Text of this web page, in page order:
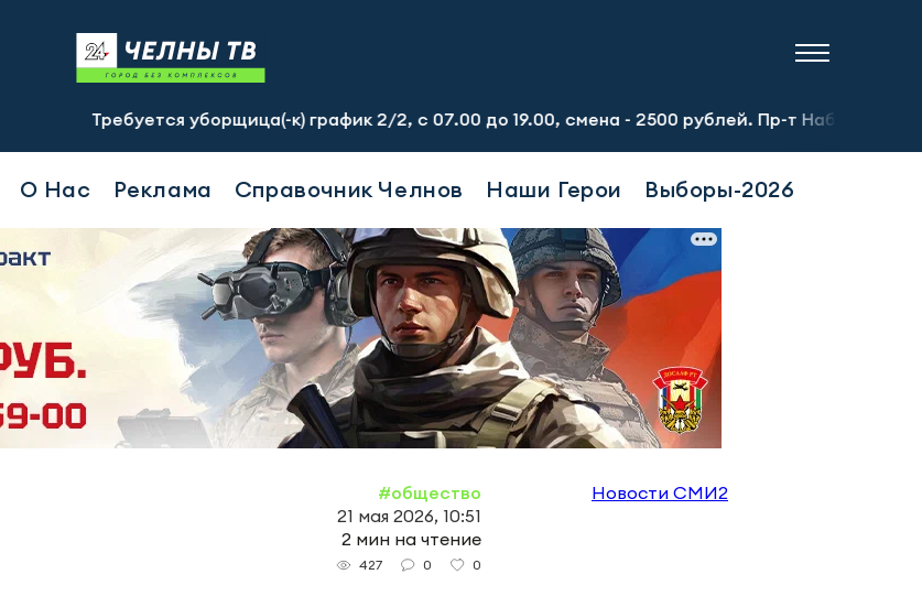
Требуется уборщица(-к) график 2/2, с 07.00 до 19.00, смена - 2500 рублей. Пр-т Набережночелнинский,
О Нас Реклама Справочник Челнов Наши Герои Выборы-2026
#общество
21 мая 2026, 10:51
2 мин на чтение
427 0 0
Новости СМИ2